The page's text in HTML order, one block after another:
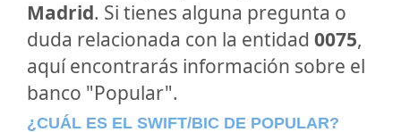
Madrid. Si tienes alguna pregunta o
duda relacionada con la entidad 0075,
aquí encontrarás información sobre el
banco "Popular".
¿CUÁL ES EL SWIFT/BIC DE POPULAR?